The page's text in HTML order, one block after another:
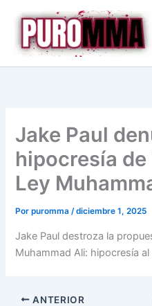
contenido
Jake Paul
hipocresía de
Ley
Porpuromma/diciembre 1, 2025
Jake Paul destroza la
Muhammad Ali: hipocresía
ANTERIOR